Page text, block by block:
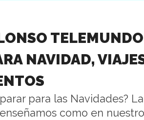
NAVIDAD,
para las Navidades?
como en